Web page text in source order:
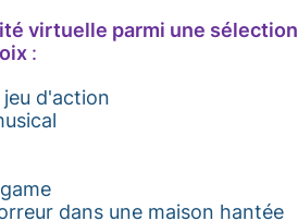
virtuelle parmi une sélection
:
jeu d'action
dans une maison hantée